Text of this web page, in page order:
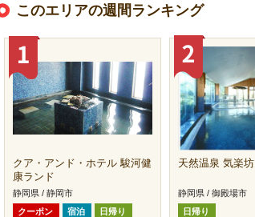
このエリアの週間ランキング
クア・アンド・ホテル 駿河健
康ランド
静岡県 / 静岡市
クーポン
宿泊 日帰り
天然温泉 気楽坊
静岡県 / 御殿場市
日帰り